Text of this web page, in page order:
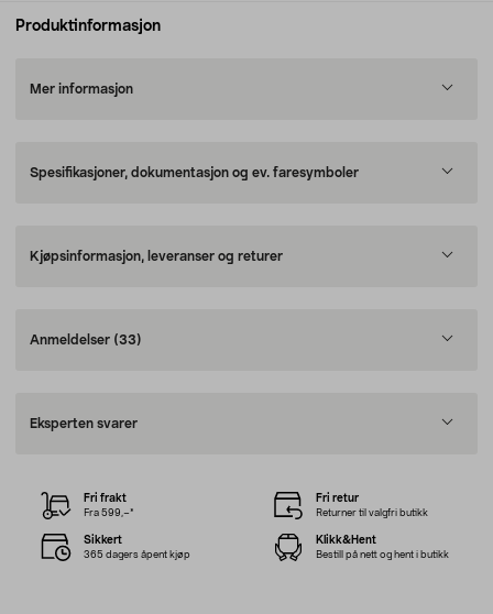
Produktinformasjon
Mer informasjon
Spesifikasjoner, dokumentasjon og ev. faresymboler
Kjøpsinformasjon, leveranser og returer
Anmeldelser (33)
Eksperten svarer
Fri frakt
Fra 599,–*
Fri retur
Returner til valgfri butikk
Sikkert
365 dagers åpent kjøp
Klikk&Hent
Bestill på nett og hent i butikk